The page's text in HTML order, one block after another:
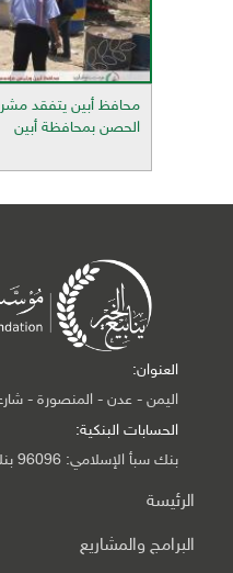
محافظ أبين يتفقد
الحصن بمحافظة أبين
العنوان:
اليمن - عدن - المنصورة -
الحسابات البنكية:
بنك سبأ الإسلامي: 96096 بنك اليمن الدولي : 396836
الرئيسة
البرامج والمشاريع